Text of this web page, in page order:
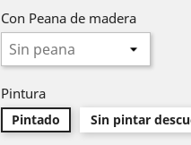
Con Peana de madera
Pintura
Pintado Sin pintar